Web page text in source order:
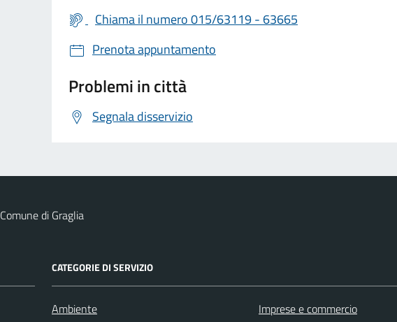
Chiama il numero 015/63119 - 63665
Prenota appuntamento
Problemi in città
Segnala disservizio
Comune di Graglia
CATEGORIE DI SERVIZIO
Ambiente
Imprese e commercio